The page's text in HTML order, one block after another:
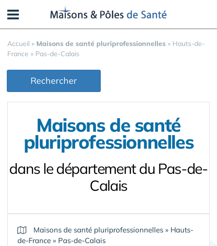
Accueil » Maisons de santé pluriprofessionnelles » Hauts-de-
France » Pas-de-Calais
Rechercher
Maisons de santé
pluriprofessionnelles
dans le département du Pas-de-
Calais
Maisons de santé pluriprofessionnelles » Hauts-
de-France » Pas-de-Calais
Panneau de gestion des cookies